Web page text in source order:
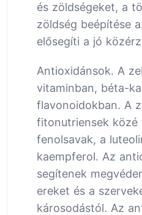
és zöldségeket, a
zöldség beépítése
elősegíti a jó
Antioxidánsok. A
vitaminban, béta-
flavonoidokban. A
fitonutriensek közé
fenolsavak, a
kaempferol. Az
segítenek
ereket és a
károsodástól. Az